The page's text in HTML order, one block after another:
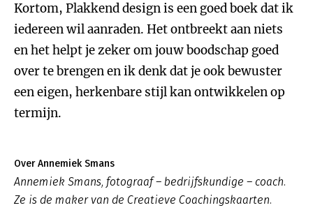
Kortom, Plakkend design is een goed boek dat ik
iedereen wil aanraden. Het ontbreekt aan niets
en het helpt je zeker om jouw boodschap goed
over te brengen en ik denk dat je ook bewuster
een eigen, herkenbare stijl kan ontwikkelen op
termijn.
Over Annemiek Smans
Annemiek Smans, fotograaf – bedrijfskundige – coach.
Ze is de maker van de Creatieve Coachingskaarten.